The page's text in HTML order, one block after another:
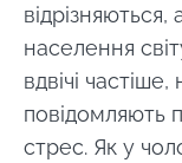
населення
вдвічі
повідомляють
стрес. Як у